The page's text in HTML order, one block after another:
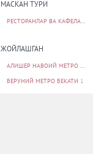
МАСКАН ТУРИ
РЕСТОРАНЛАР ВА КАФЕЛАР
ЖОЙЛАШГАН
АЛИШЕР НАВОИЙ МЕТРО БЕКАТИ
БЕРУНИЙ МЕТРО БЕКАТИ 1